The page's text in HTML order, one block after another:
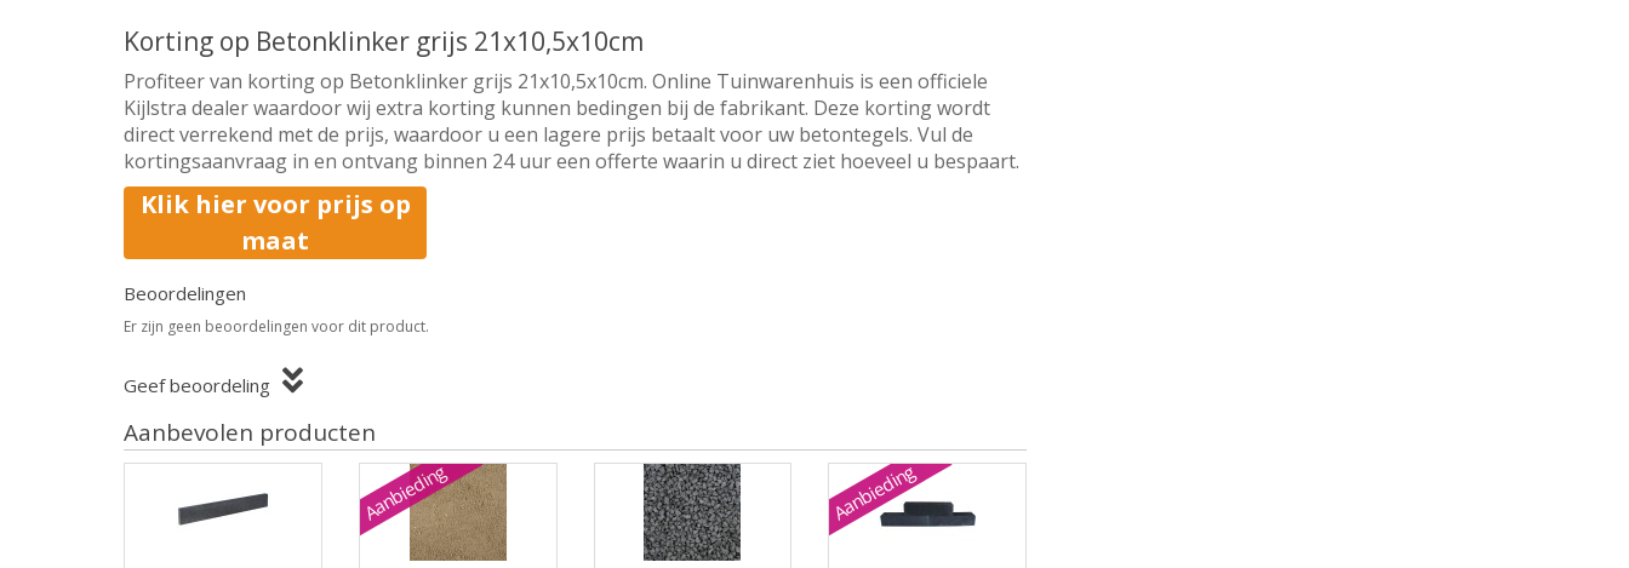
Korting op Betonklinker grijs 21x10,5x10cm
Profiteer van korting op Betonklinker grijs 21x10,5x10cm. Online Tuinwarenhuis is een officiele
Kijlstra dealer waardoor wij extra korting kunnen bedingen bij de fabrikant. Deze korting wordt
direct verrekend met de prijs, waardoor u een lagere prijs betaalt voor uw betontegels. Vul de
kortingsaanvraag in en ontvang binnen 24 uur een offerte waarin u direct ziet hoeveel u bespaart.
Klik hier voor prijs op
maat
Beoordelingen
Er zijn geen beoordelingen voor dit product.
Geef beoordeling
Aanbevolen producten
Aanbieding Aanbieding